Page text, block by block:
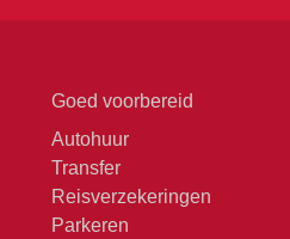
Goed voorbereid
Autohuur
Transfer
Reisverzekeringen
Parkeren